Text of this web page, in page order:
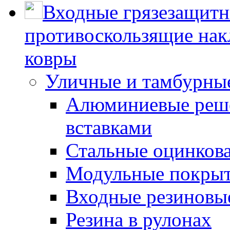
Входные
противоскользящие
ковры
Уличные и
Алюминиевые
вставками
Стальные
Модульные
Входные
Резина в рулонах